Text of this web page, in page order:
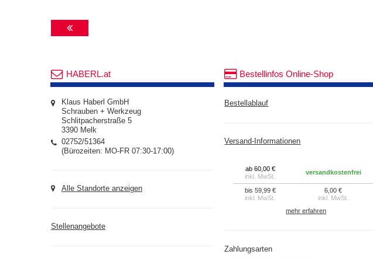
HABERL.at
Klaus Haberl GmbH
Schrauben + Werkzeug
Schlitpacherstraße 5
3390 Melk
02752/51364
(Bürozeiten: MO-FR 07:30-17:00)
Alle Standorte anzeigen
Stellenangebote
Bestellinfos Online-Shop
Bestellablauf
Versand-Informationen
ab 60,00 €
inkl. MwSt.
versandkostenfrei
bis 59,99 €
inkl. MwSt.
6,00 €
inkl. MwSt.
mehr erfahren
Zahlungsarten